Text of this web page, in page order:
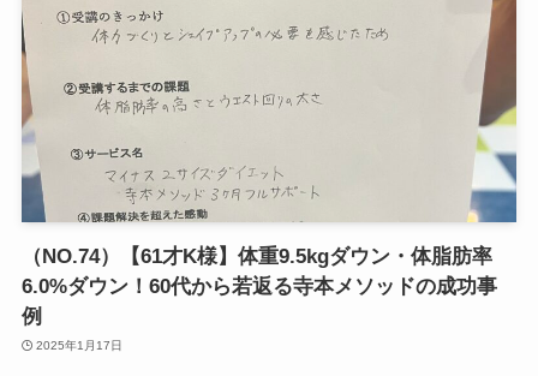
（NO.74）【61才K様】体重9.5kgダウン・体脂肪率
6.0%ダウン！60代から若返る寺本メソッドの成功事
例
2025年1月17日